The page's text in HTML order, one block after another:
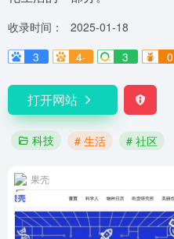
收录时间：
2025-01-18
3
4- 3 0
打开网站
科技 # 生活 # 社区
果壳